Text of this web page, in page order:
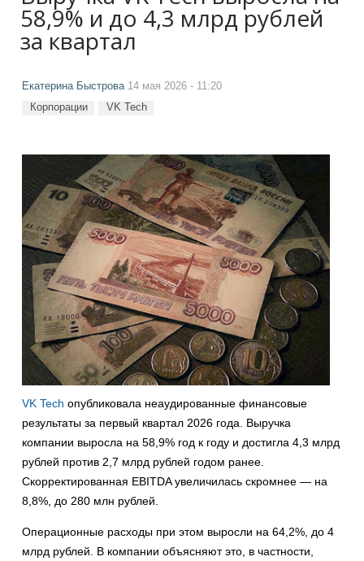
58,9% и до 4,3 млрд рублей
за квартал
Екатерина Быстрова14 мая 2026 - 11:20
Корпорации VK Tech
VK Tech опубликовала неаудированные финансовые
результаты за первый квартал 2026 года. Выручка
компании выросла на 58,9% год к году и достигла 4,3 млрд
рублей против 2,7 млрд рублей годом ранее.
Скорректированная EBITDA увеличилась скромнее — на
8,8%, до 280 млн рублей.
Операционные расходы при этом выросли на 64,2%, до 4
млрд рублей. В компании объясняют это, в частности,